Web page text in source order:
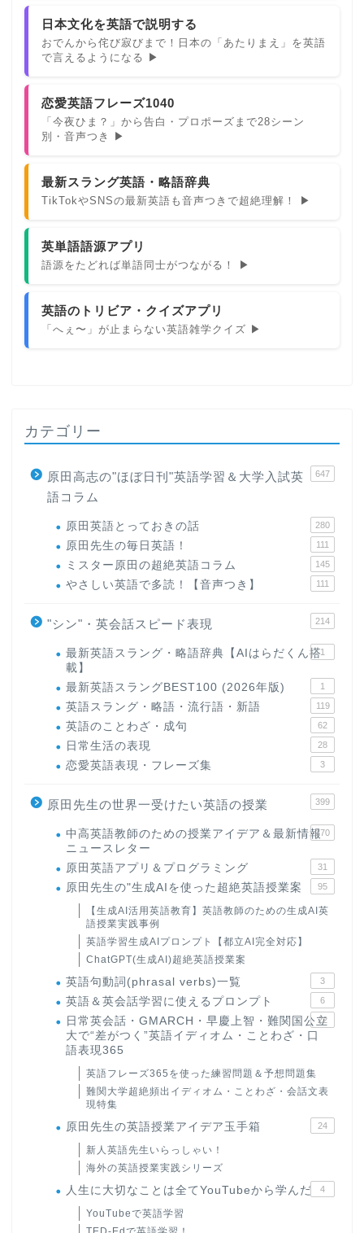
日本文化を英語で説明する
おでんから侘び寂びまで！日本の「あたりまえ」を英語
で言えるようになる ▶
恋愛英語フレーズ1040
「今夜ひま？」から告白・プロポーズまで28シーン
別・音声つき ▶
最新スラング英語・略語辞典
TikTokやSNSの最新英語も音声つきで超絶理解！ ▶
英単語語源アプリ
語源をたどれば単語同士がつながる！ ▶
英語のトリビア・クイズアプリ
「へぇ〜」が止まらない英語雑学クイズ ▶
カテゴリー
原田高志の"ほぼ日刊"英語学習＆大学入試英
語コラム
647
原田英語とっておきの話 280
原田先生の毎日英語！ 111
ミスター原田の超絶英語コラム 145
やさしい英語で多読！【音声つき】 111
"シン"・英会話スピード表現 214
最新英語スラング・略語辞典【AIはらだくん搭
載】
1
最新英語スラングBEST100 (2026年版) 1
英語スラング・略語・流行語・新語 119
英語のことわざ・成句 62
日常生活の表現 28
恋愛英語表現・フレーズ集 3
原田先生の世界一受けたい英語の授業 399
中高英語教師のための授業アイデア＆最新情報
ニュースレター
170
原田英語アプリ＆プログラミング 31
原田先生の"生成AIを使った超絶英語授業案 95
【生成AI活用英語教育】英語教師のための生成AI英
語授業実践事例
英語学習生成AIプロンプト【都立AI完全対応】
ChatGPT(生成AI)超絶英語授業案
英語句動詞(phrasal verbs)一覧 3
英語＆英会話学習に使えるプロンプト 6
日常英会話・GMARCH・早慶上智・難関国公立
大で“差がつく”英語イディオム・ことわざ・口
語表現365
22
英語フレーズ365を使った練習問題＆予想問題集
難関大学超絶頻出イディオム・ことわざ・会話文表
現特集
原田先生の英語授業アイデア玉手箱 24
新人英語先生いらっしゃい！
海外の英語授業実践シリーズ
人生に大切なことは全てYouTubeから学んだ 4
YouTubeで英語学習